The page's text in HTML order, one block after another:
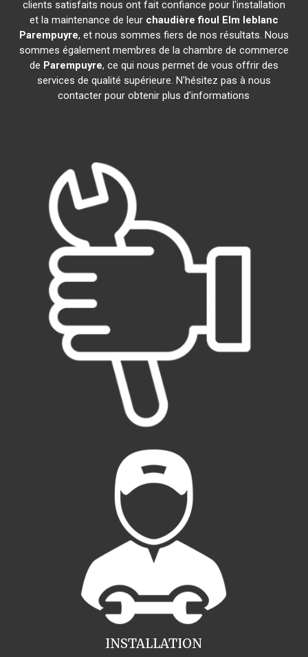
clients satisfaits nous ont fait confiance pour l'installation
et la maintenance de leur chaudière fioul Elm leblanc
Parempuyre, et nous sommes fiers de nos résultats. Nous
sommes également membres de la chambre de commerce
de Parempuyre, ce qui nous permet de vous offrir des
services de qualité supérieure. N'hésitez pas à nous
contacter pour obtenir plus d'informations
INSTALLATION